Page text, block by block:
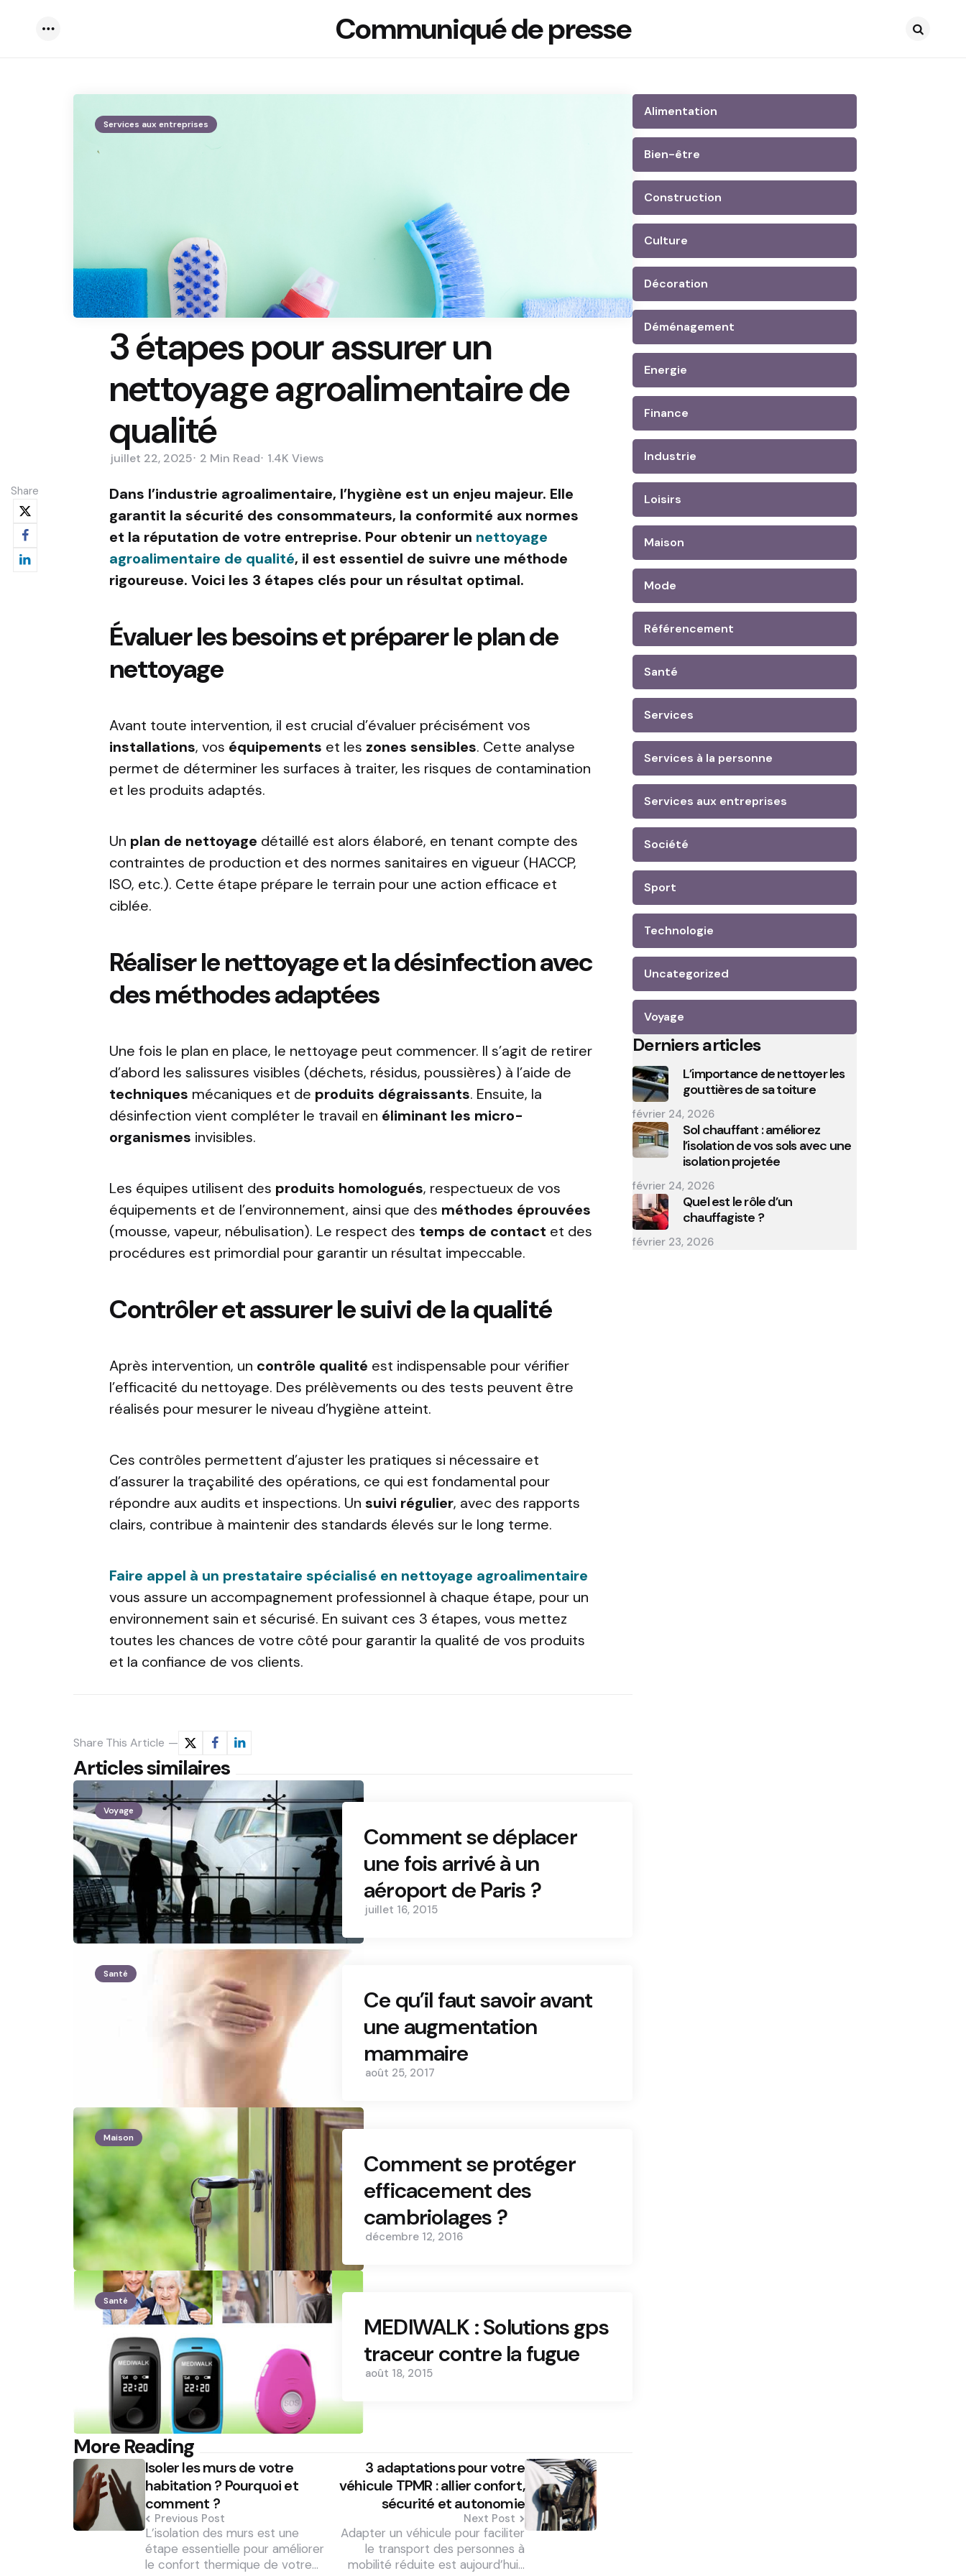
Communiqué de presse
Services aux entreprises
3 étapes pour assurer un
nettoyage agroalimentaire de
qualité
juillet 22, 2025 2 Min Read 1.4K Views
Share
Dans l’industrie agroalimentaire, l’hygiène est un enjeu majeur. Elle
garantit la sécurité des consommateurs, la conformité aux normes
et la réputation de votre entreprise. Pour obtenir un nettoyage
agroalimentaire de qualité, il est essentiel de suivre une méthode
rigoureuse. Voici les 3 étapes clés pour un résultat optimal.
Évaluer les besoins et préparer le plan de
nettoyage
Avant toute intervention, il est crucial d’évaluer précisément vos
installations, vos équipements et les zones sensibles. Cette analyse
permet de déterminer les surfaces à traiter, les risques de contamination
et les produits adaptés.
Un plan de nettoyage détaillé est alors élaboré, en tenant compte des
contraintes de production et des normes sanitaires en vigueur (HACCP,
ISO, etc.). Cette étape prépare le terrain pour une action efficace et
ciblée.
Réaliser le nettoyage et la désinfection avec
des méthodes adaptées
Une fois le plan en place, le nettoyage peut commencer. Il s’agit de retirer
d’abord les salissures visibles (déchets, résidus, poussières) à l’aide de
techniques mécaniques et de produits dégraissants. Ensuite, la
désinfection vient compléter le travail en éliminant les micro-
organismes invisibles.
Les équipes utilisent des produits homologués, respectueux de vos
équipements et de l’environnement, ainsi que des méthodes éprouvées
(mousse, vapeur, nébulisation). Le respect des temps de contact et des
procédures est primordial pour garantir un résultat impeccable.
Contrôler et assurer le suivi de la qualité
Après intervention, un contrôle qualité est indispensable pour vérifier
l’efficacité du nettoyage. Des prélèvements ou des tests peuvent être
réalisés pour mesurer le niveau d’hygiène atteint.
Ces contrôles permettent d’ajuster les pratiques si nécessaire et
d’assurer la traçabilité des opérations, ce qui est fondamental pour
répondre aux audits et inspections. Un suivi régulier, avec des rapports
clairs, contribue à maintenir des standards élevés sur le long terme.
Faire appel à un prestataire spécialisé en nettoyage agroalimentaire
vous assure un accompagnement professionnel à chaque étape, pour un
environnement sain et sécurisé. En suivant ces 3 étapes, vous mettez
toutes les chances de votre côté pour garantir la qualité de vos produits
et la confiance de vos clients.
Share This Article
Articles similaires
Voyage
Comment se déplacer
une fois arrivé à un
aéroport de Paris ?
juillet 16, 2015
Santé
Ce qu’il faut savoir avant
une augmentation
mammaire
août 25, 2017
Maison
Comment se protéger
efficacement des
cambriolages ?
décembre 12, 2016
Santé
MEDIWALK : Solutions gps
traceur contre la fugue
août 18, 2015
More Reading
Post
navigationIsoler les murs de votre
habitation ? Pourquoi et
comment ?
Previous Post
L’isolation des murs est une
étape essentielle pour améliorer
le confort thermique de votre…
3 adaptations pour votre
véhicule TPMR : allier confort,
sécurité et autonomie
Next Post
Adapter un véhicule pour faciliter
le transport des personnes à
mobilité réduite est aujourd’hui…
Alimentation
Bien-être
Construction
Culture
Décoration
Déménagement
Energie
Finance
Industrie
Loisirs
Maison
Mode
Référencement
Santé
Services
Services à la personne
Services aux entreprises
Société
Sport
Technologie
Uncategorized
Voyage
Derniers articles
L’importance de nettoyer les
gouttières de sa toiture
février 24, 2026
Sol chauffant : améliorez
l’isolation de vos sols avec une
isolation projetée
février 24, 2026
Quel est le rôle d’un
chauffagiste ?
février 23, 2026